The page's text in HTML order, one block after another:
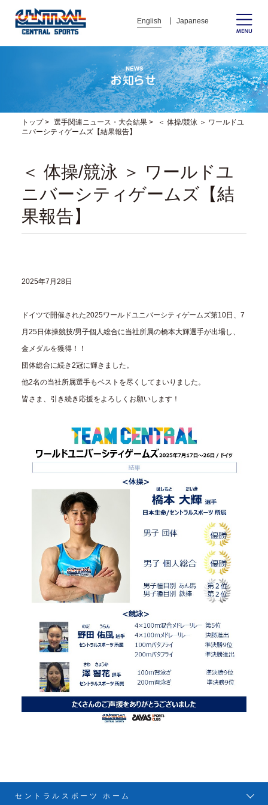
English Japanese
トップ> 選手関連ニュース・大会結果>
＜ 体操/競泳 ＞ ワールドユ
ニバーシティゲームズ【結果報告】
＜ 体操/競泳 ＞ ワールドユ
ニバーシティゲームズ【結
果報告】
2025年7月28日
ドイツで開催された2025ワールドユニバーシティゲームズ第10日、7
月25日体操競技/男子個人総合に当社所属の橋本大輝選手が出場し、
金メダルを獲得！！
団体総合に続き2冠に輝きました。
他2名の当社所属選手もベストを尽くしてまいりました。
皆さま、引き続き応援をよろしくお願いします！
セントラルスポーツ ホーム